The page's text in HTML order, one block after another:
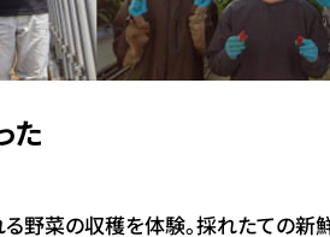
た
野菜の収穫を体験。採れたての新